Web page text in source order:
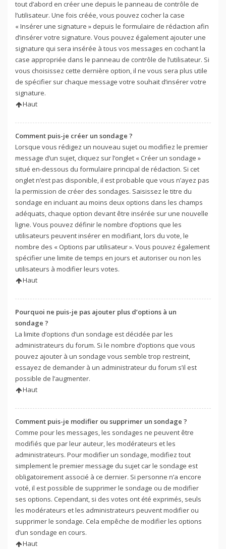
tout d’abord en créer une depuis le panneau de contrôle de
l’utilisateur. Une fois créée, vous pouvez cocher la case
« Insérer une signature » depuis le formulaire de rédaction afin
d’insérer votre signature. Vous pouvez également ajouter une
signature qui sera insérée à tous vos messages en cochant la
case appropriée dans le panneau de contrôle de l’utilisateur. Si
vous choisissez cette dernière option, il ne vous sera plus utile
de spécifier sur chaque message votre souhait d’insérer votre
signature.
Haut
Comment puis-je créer un sondage ?
Lorsque vous rédigez un nouveau sujet ou modifiez le premier
message d’un sujet, cliquez sur l’onglet « Créer un sondage »
situé en-dessous du formulaire principal de rédaction. Si cet
onglet n’est pas disponible, il est probable que vous n’ayez pas
la permission de créer des sondages. Saisissez le titre du
sondage en incluant au moins deux options dans les champs
adéquats, chaque option devant être insérée sur une nouvelle
ligne. Vous pouvez définir le nombre d’options que les
utilisateurs peuvent insérer en modifiant, lors du vote, le
nombre des « Options par utilisateur ». Vous pouvez également
spécifier une limite de temps en jours et autoriser ou non les
utilisateurs à modifier leurs votes.
Haut
Pourquoi ne puis-je pas ajouter plus d’options à un
sondage ?
La limite d’options d’un sondage est décidée par les
administrateurs du forum. Si le nombre d’options que vous
pouvez ajouter à un sondage vous semble trop restreint,
essayez de demander à un administrateur du forum s’il est
possible de l’augmenter.
Haut
Comment puis-je modifier ou supprimer un sondage ?
Comme pour les messages, les sondages ne peuvent être
modifiés que par leur auteur, les modérateurs et les
administrateurs. Pour modifier un sondage, modifiez tout
simplement le premier message du sujet car le sondage est
obligatoirement associé à ce dernier. Si personne n’a encore
voté, il est possible de supprimer le sondage ou de modifier
ses options. Cependant, si des votes ont été exprimés, seuls
les modérateurs et les administrateurs peuvent modifier ou
supprimer le sondage. Cela empêche de modifier les options
d’un sondage en cours.
Haut